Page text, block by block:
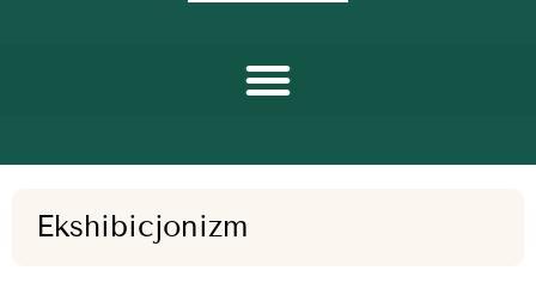
Ekshibicjonizm